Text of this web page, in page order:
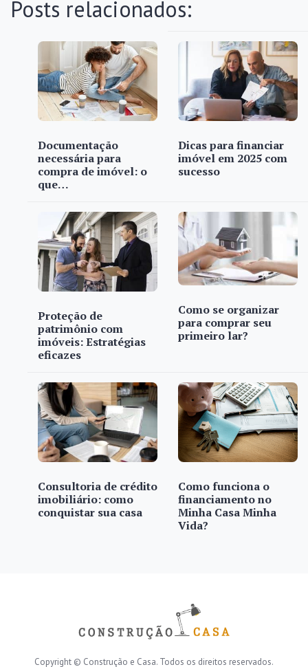
Posts relacionados:
Documentação
necessária para
compra de imóvel: o
que…
Dicas para financiar
imóvel em 2025 com
sucesso
Proteção de
patrimônio com
imóveis: Estratégias
eficazes
Como se organizar
para comprar seu
primeiro lar?
Consultoria de crédito
imobiliário: como
conquistar sua casa
Como funciona o
financiamento no
Minha Casa Minha
Vida?
Copyright © Construção e Casa. Todos os direitos reservados.